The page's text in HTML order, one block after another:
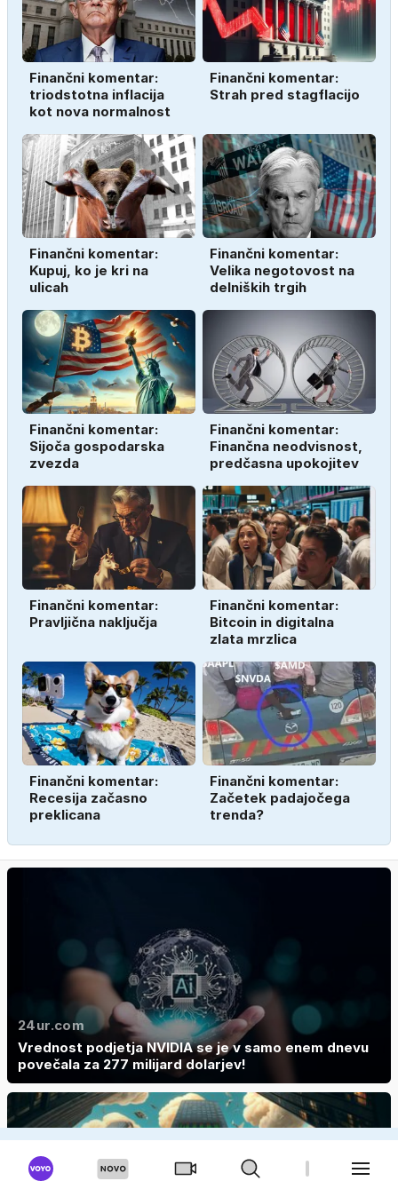
Finančni komentar:
triodstotna inflacija
kot nova normalnost
Finančni komentar:
Strah pred stagflacijo
Finančni komentar:
Kupuj, ko je kri na
ulicah
Finančni komentar:
Velika negotovost na
delniških trgih
Finančni komentar:
Sijoča gospodarska
zvezda
Finančni komentar:
Finančna neodvisnost,
predčasna upokojitev
Finančni komentar:
Pravljična naključja
Finančni komentar:
Bitcoin in digitalna
zlata mrzlica
Finančni komentar:
Recesija začasno
preklicana
Finančni komentar:
Začetek padajočega
trenda?
24ur.com
Vrednost podjetja NVIDIA se je v samo enem dnevu
povečala za 277 milijard dolarjev!